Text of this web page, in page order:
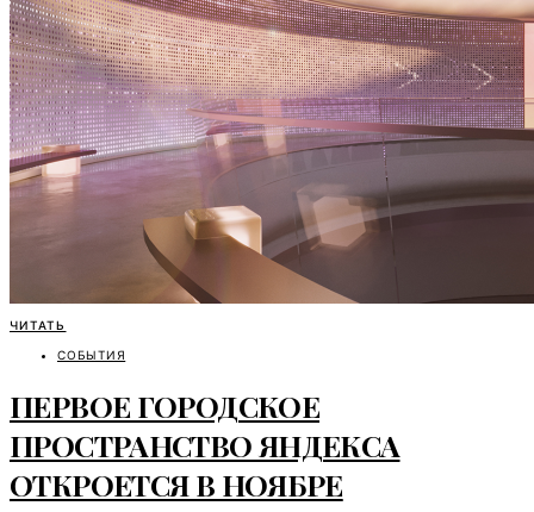
ЧИТАТЬ
СОБЫТИЯ
ПЕРВОЕ ГОРОДСКОЕ
ПРОСТРАНСТВО ЯНДЕКСА
ОТКРОЕТСЯ В НОЯБРЕ